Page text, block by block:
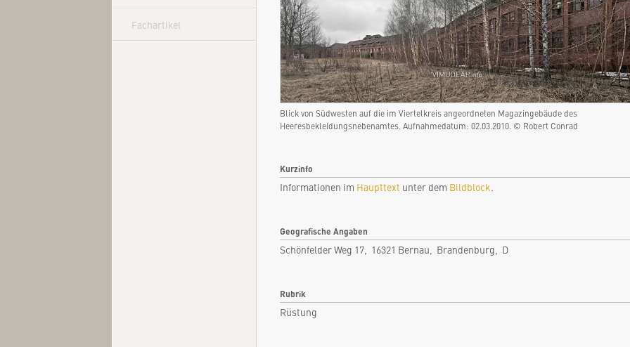
Fachartikel
Blick von Südwesten auf die im Viertelkreis angeordneten Magazingebäude des
Heeresbekleidungsnebenamtes. Aufnahmedatum: 02.03.2010. © Robert Conrad
Kurzinfo
Informationen im Haupttext unter dem Bildblock.
Geografische Angaben
Schönfelder Weg 17, 16321 Bernau, Brandenburg, D
Rubrik
Rüstung
Heeresbekleidungsamt Bernau, Nebenstelle Schönfelder Weg
Bernau, Brandenburg, D
Rubrik: Rüstung
Kurzinfo
Bilder
Fachartikel
Videos
Quellen